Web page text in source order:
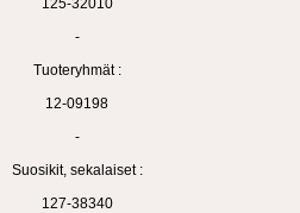
125-32010
-
Tuoteryhmät :
12-09198
-
Suosikit, sekalaiset :
127-38340